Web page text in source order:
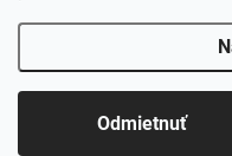
Odmietnuť
Copyright 2026